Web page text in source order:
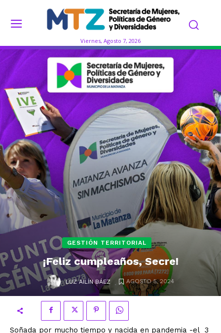
Viernes, Agosto 7, 2026
GESTIÓN TERRITORIAL
¡Feliz cumpleaños, Secre!
LUZ AILÍN BÁEZ . AGOSTO 5, 2024
Soñada por mucho tiempo y nacida en pandemia -el 3